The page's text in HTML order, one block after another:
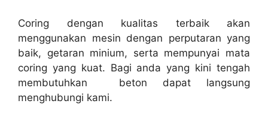
Coring dengan kualitas terbaik akan
menggunakan mesin dengan perputaran yang
baik, getaran minium, serta mempunyai mata
coring yang kuat. Bagi anda yang kini tengah
membutuhkan beton dapat langsung
menghubungi kami.